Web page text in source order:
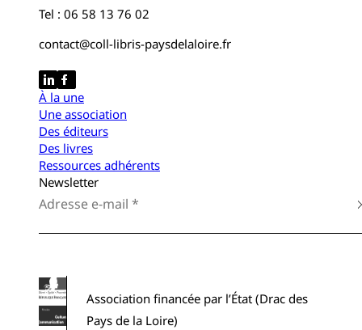
Tel : 06 58 13 76 02
contact@coll-libris-paysdelaloire.fr
À la une
Une association
Des éditeurs
Des livres
Ressources adhérents
Newsletter
Association financée par l’État (Drac des
Pays de la Loire)